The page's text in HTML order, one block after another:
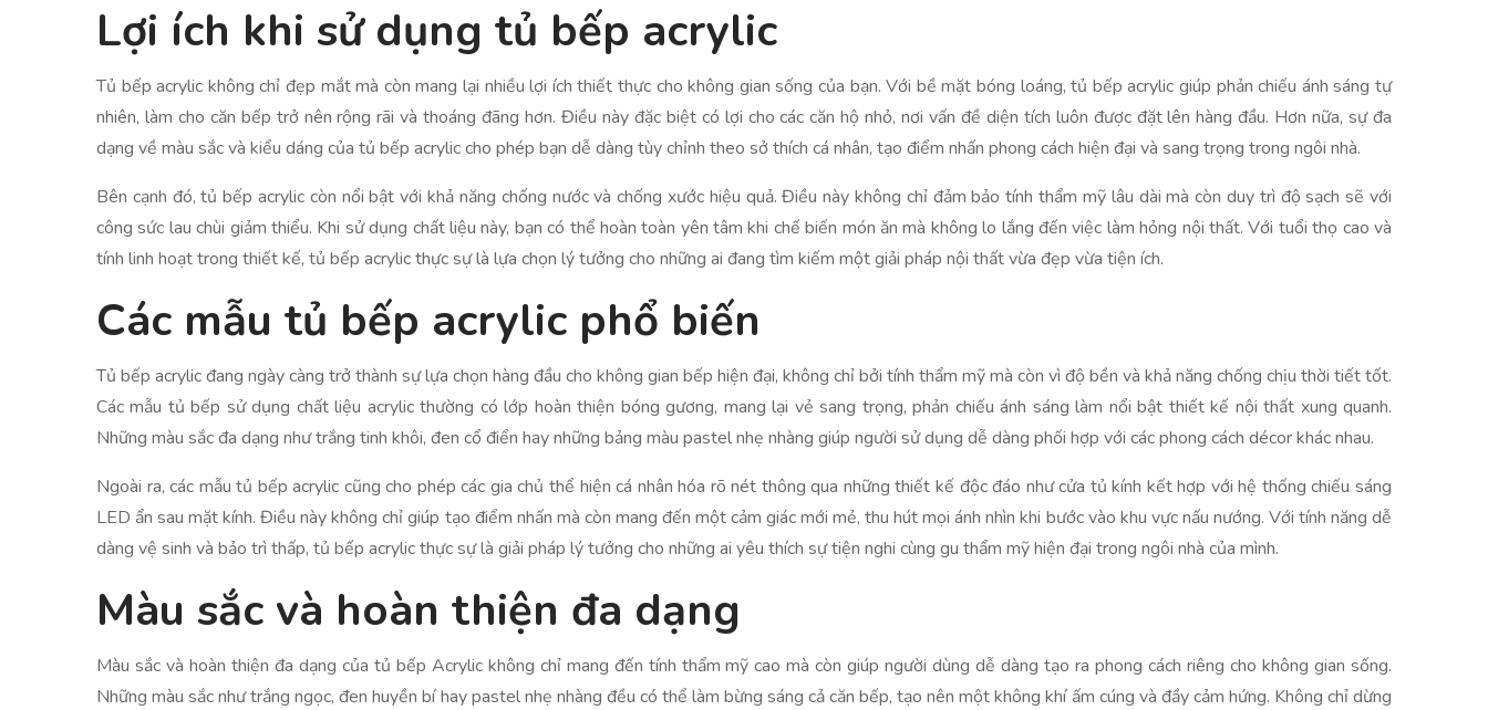
Lợi ích khi sử dụng tủ bếp acrylic
Tủ bếp acrylic không chỉ đẹp mắt mà còn mang lại nhiều lợi ích thiết thực cho không gian sống của bạn. Với bề mặt bóng loáng, tủ bếp acrylic giúp phản chiếu ánh sáng tự
nhiên, làm cho căn bếp trở nên rộng rãi và thoáng đãng hơn. Điều này đặc biệt có lợi cho các căn hộ nhỏ, nơi vấn đề diện tích luôn được đặt lên hàng đầu. Hơn nữa, sự đa
dạng về màu sắc và kiểu dáng của tủ bếp acrylic cho phép bạn dễ dàng tùy chỉnh theo sở thích cá nhân, tạo điểm nhấn phong cách hiện đại và sang trọng trong ngôi nhà.
Bên cạnh đó, tủ bếp acrylic còn nổi bật với khả năng chống nước và chống xước hiệu quả. Điều này không chỉ đảm bảo tính thẩm mỹ lâu dài mà còn duy trì độ sạch sẽ với
công sức lau chùi giảm thiểu. Khi sử dụng chất liệu này, bạn có thể hoàn toàn yên tâm khi chế biến món ăn mà không lo lắng đến việc làm hỏng nội thất. Với tuổi thọ cao và
tính linh hoạt trong thiết kế, tủ bếp acrylic thực sự là lựa chọn lý tưởng cho những ai đang tìm kiếm một giải pháp nội thất vừa đẹp vừa tiện ích.
Các mẫu tủ bếp acrylic phổ biến
Tủ bếp acrylic đang ngày càng trở thành sự lựa chọn hàng đầu cho không gian bếp hiện đại, không chỉ bởi tính thẩm mỹ mà còn vì độ bền và khả năng chống chịu thời tiết tốt.
Các mẫu tủ bếp sử dụng chất liệu acrylic thường có lớp hoàn thiện bóng gương, mang lại vẻ sang trọng, phản chiếu ánh sáng làm nổi bật thiết kế nội thất xung quanh.
Những màu sắc đa dạng như trắng tinh khôi, đen cổ điển hay những bảng màu pastel nhẹ nhàng giúp người sử dụng dễ dàng phối hợp với các phong cách décor khác nhau.
Ngoài ra, các mẫu tủ bếp acrylic cũng cho phép các gia chủ thể hiện cá nhân hóa rõ nét thông qua những thiết kế độc đáo như cửa tủ kính kết hợp với hệ thống chiếu sáng
LED ẩn sau mặt kính. Điều này không chỉ giúp tạo điểm nhấn mà còn mang đến một cảm giác mới mẻ, thu hút mọi ánh nhìn khi bước vào khu vực nấu nướng. Với tính năng dễ
dàng vệ sinh và bảo trì thấp, tủ bếp acrylic thực sự là giải pháp lý tưởng cho những ai yêu thích sự tiện nghi cùng gu thẩm mỹ hiện đại trong ngôi nhà của mình.
Màu sắc và hoàn thiện đa dạng
Màu sắc và hoàn thiện đa dạng của tủ bếp Acrylic không chỉ mang đến tính thẩm mỹ cao mà còn giúp người dùng dễ dàng tạo ra phong cách riêng cho không gian sống.
Những màu sắc như trắng ngọc, đen huyền bí hay pastel nhẹ nhàng đều có thể làm bừng sáng cả căn bếp, tạo nên một không khí ấm cúng và đầy cảm hứng. Không chỉ dừng